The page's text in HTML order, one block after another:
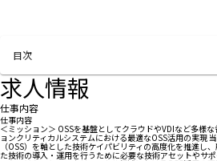
目次
求人情報
仕事内容
仕事内容
＜ミッション＞ OSSを基盤としてクラウドやVDIなど多様
ョンクリティカルシステムにおける最適なOSS活用の実現
（OSS）を軸とした技術ケイパビリティの高度化を推進し
た技術の導入・運用を行うために必要な技術アセットやサ